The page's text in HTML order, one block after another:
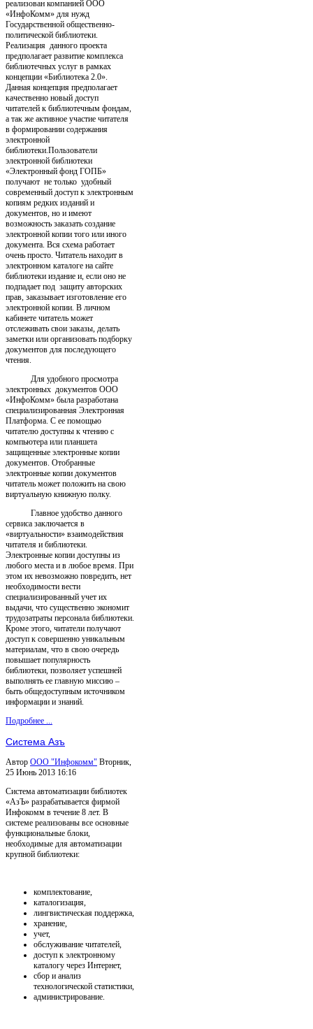
реализован компанией ООО
«ИнфоКомм» для нужд
Государственной общественно-
политической библиотеки.
Реализация данного проекта
предполагает развитие комплекса
библиотечных услуг в рамках
концепции «Библиотека 2.0».
Данная концепция предполагает
качественно новый доступ
читателей к библиотечным фондам,
а так же активное участие читателя
в формировании содержания
электронной
библиотеки.Пользователи
электронной библиотеки
«Электронный фонд ГОПБ»
получают не только удобный
современный доступ к электронным
копиям редких изданий и
документов, но и имеют
возможность заказать создание
электронной копии того или иного
документа. Вся схема работает
очень просто. Читатель находит в
электронном каталоге на сайте
библиотеки издание и, если оно не
подпадает под защиту авторских
прав, заказывает изготовление его
электронной копии. В личном
кабинете читатель может
отслеживать свои заказы, делать
заметки или организовать подборку
документов для последующего
чтения.
Для удобного просмотра
электронных документов ООО
«ИнфоКомм» была разработана
специализированная Электронная
Платформа. С ее помощью
читателю доступны к чтению с
компьютера или планшета
защищенные электронные копии
документов. Отобранные
электронные копии документов
читатель может положить на свою
виртуальную книжную полку.
Главное удобство данного
сервиса заключается в
«виртуальности» взаимодействия
читателя и библиотеки.
Электронные копии доступны из
любого места и в любое время. При
этом их невозможно повредить, нет
необходимости вести
специализированный учет их
выдачи, что существенно экономит
трудозатраты персонала библиотеки.
Кроме этого, читатели получают
доступ к совершенно уникальным
материалам, что в свою очередь
повышает популярность
библиотеки, позволяет успешней
выполнять ее главную миссию ­–
быть общедоступным источником
информации и знаний.
Подробнее ...
Система Азъ
Автор ООО "Инфокомм" Вторник,
25 Июнь 2013 16:16
Система автоматизации библиотек
«АзЪ» разрабатывается фирмой
Инфокомм в течение 8 лет. В
системе реализованы все основные
функциональные блоки,
необходимые для автоматизации
крупной библиотеки:
комплектование,
каталогизация,
лингвистическая поддержка,
хранение,
учет,
обслуживание читателей,
доступ к электронному
каталогу через Интернет,
сбор и анализ
технологической статистики,
администрирование.